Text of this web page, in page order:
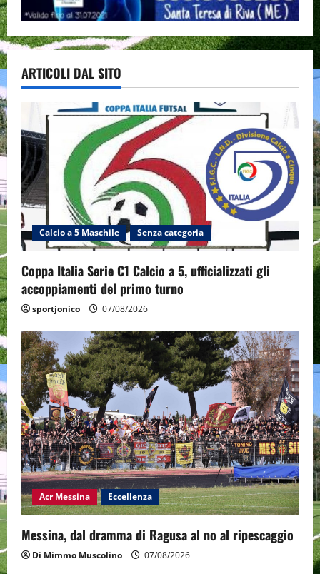
ARTICOLI DAL SITO
Calcio a 5 Maschile Senza categoria
Coppa Italia Serie C1 Calcio a 5, ufficializzati gli
accoppiamenti del primo turno
sportjonico 07/08/2026
Acr Messina Eccellenza
Messina, dal dramma di Ragusa al no al ripescaggio
Di Mimmo Muscolino 07/08/2026